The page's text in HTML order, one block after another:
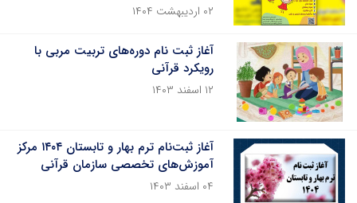
۰۲ اردیبهشت ۱۴۰۴
آغاز ثبت نام دوره‌های تربیت مربی با
رویکرد قرآنی
۱۲ اسفند ۱۴۰۳
آغاز ثبت‌نام ترم بهار و تابستان ۱۴۰۴ مرکز
آموزش‌های تخصصی سازمان قرآنی
۰۴ اسفند ۱۴۰۳